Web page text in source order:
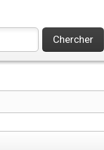
Chercher